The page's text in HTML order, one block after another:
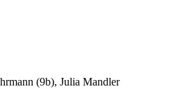
(9b), Julia Mandler